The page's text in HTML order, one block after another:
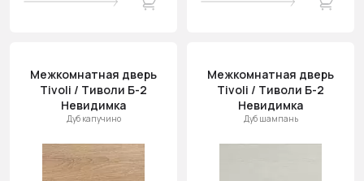
Межкомнатная дверь
Tivoli / Тиволи Б-2
Невидимка
Дуб капучино
Межкомнатная дверь
Tivoli / Тиволи Б-2
Невидимка
Дуб шампань